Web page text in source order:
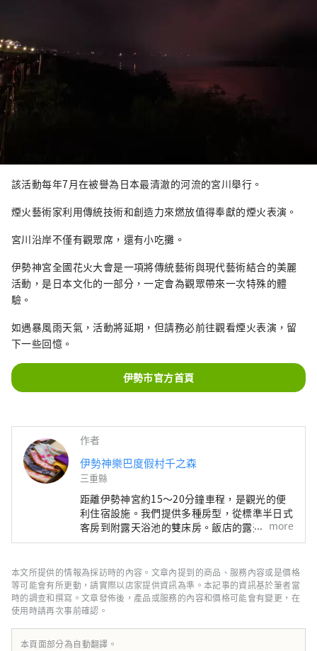
該活動每年7月在被譽為日本最清澈的河流的宮川舉行。
煙火藝術家利用傳統技術和創造力來燃放值得奉獻的煙火表演。
宮川沿岸不僅有觀眾席，還有小吃攤。
伊勢神宮全國花火大會是一項將傳統藝術與現代藝術結合的美麗
活動，是日本文化的一部分，一定會為觀眾帶來一次特殊的體
驗。
如遇暴風雨天氣，活動將延期，但請務必前往觀看煙火表演，留
下一些回憶。
伊勢市官方首頁
作者
伊勢神樂巴度假村千之森
三重縣
距離伊勢神宮約15～20分鐘車程，是觀光的便
利住宿設施。我們提供多種房型，從標準半日式
客房到附露天浴池的雙床房。飯店的露天大浴場
使用溫泉水。 設施內有可自由穿著彩色打掛的
室、桌球等豐富的活動。
more
本文所提供的情報為採訪時的內容。文章內提到的商品、服務內容或是價格
等可能會有所更動，請實際以店家提供資訊為準。本記事的資訊基於筆者當
時的調查和撰寫。文章發佈後，產品或服務的內容和價格可能會有變更，在
使用時請再次事前確認。
本頁面部分為自動翻譯。